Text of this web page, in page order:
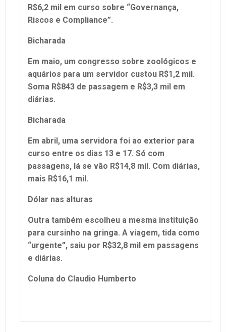
R$6,2 mil em curso sobre “Governança,
Riscos e Compliance”.
Bicharada
Em maio, um congresso sobre zoológicos e
aquários para um servidor custou R$1,2 mil.
Soma R$843 de passagem e R$3,3 mil em
diárias.
Bicharada
Em abril, uma servidora foi ao exterior para
curso entre os dias 13 e 17. Só com
passagens, lá se vão R$14,8 mil. Com diárias,
mais R$16,1 mil.
Dólar nas alturas
Outra também escolheu a mesma instituição
para cursinho na gringa. A viagem, tida como
“urgente”, saiu por R$32,8 mil em passagens
e diárias.
Coluna do Claudio Humberto